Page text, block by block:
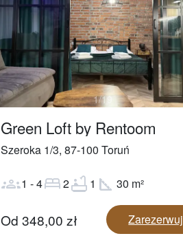
1/19
Green Loft by Rentoom
Szeroka 1/3, 87-100 Toruń
groups1 -4bed2bathtub 1 square_foot 30 m²
Od 348,00 zł Zarezerwuj